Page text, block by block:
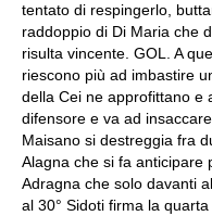
tentato di respingerlo,
raddoppio di Di Maria che
risulta vincente. GOL. A
riescono più ad imbastire
della Cei ne approfittano e
difensore e va ad
Maisano si destreggia fra
Alagna che si fa anticipare
Adragna che solo davanti
al 30° Sidoti firma la